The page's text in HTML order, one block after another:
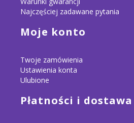
Najczęściej zadawane pytania
Moje konto
Twoje zamówienia
Ustawienia konta
Ulubione
Płatności i dostawa